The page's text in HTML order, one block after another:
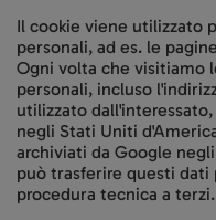
Il cookie viene utilizzato
personali, ad es. le
Ogni volta che visitiamo
personali, incluso
utilizzato
negli Stati Uniti
archiviati da Google
può trasferire questi
procedura tecnica a terzi.